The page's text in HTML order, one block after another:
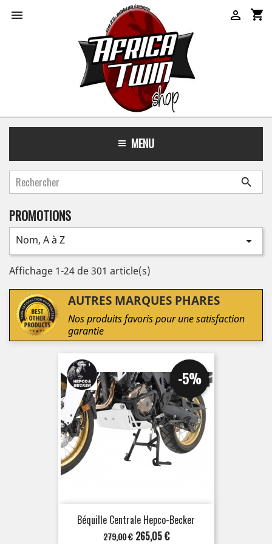
 shopping_cart

MENU

PROMOTIONS
Nom, A à Z 
Affichage 1-24 de 301 article(s)
AUTRES MARQUES PHARES
Nos produits favoris pour une satisfaction
garantie
Béquille Centrale Hepco-Becker
Prix
279,00 €
-5%
Prix
265,05 €